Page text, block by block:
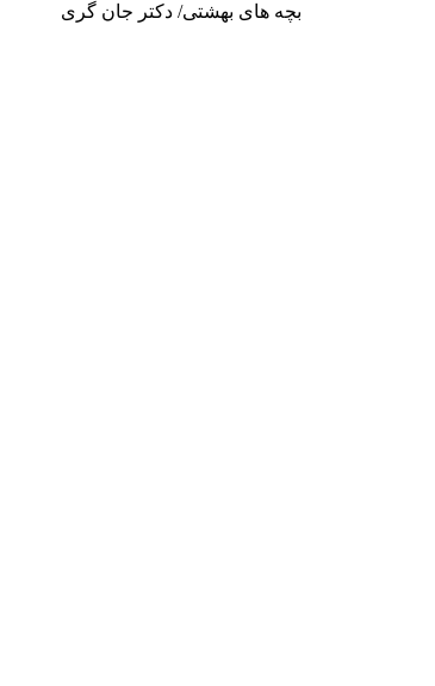
بچه های بهشتی/ دکتر جان گری